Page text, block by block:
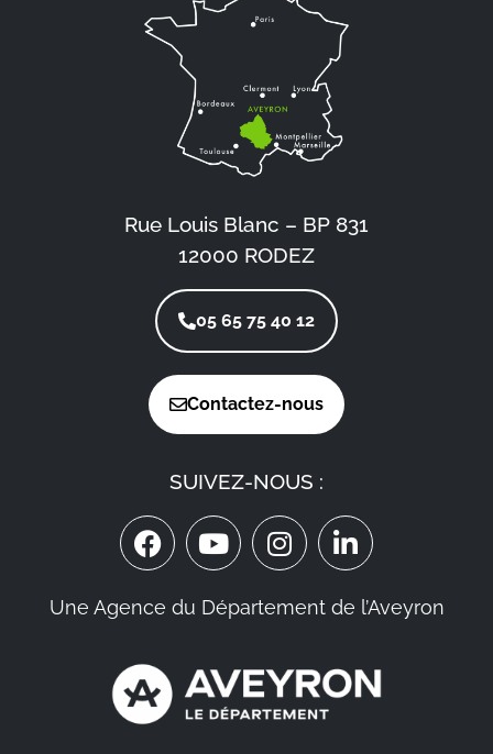
Rue Louis Blanc – BP 831
12000 RODEZ
05 65 75 40 12
Contactez-nous
SUIVEZ-NOUS :
Une Agence du Département de l’Aveyron